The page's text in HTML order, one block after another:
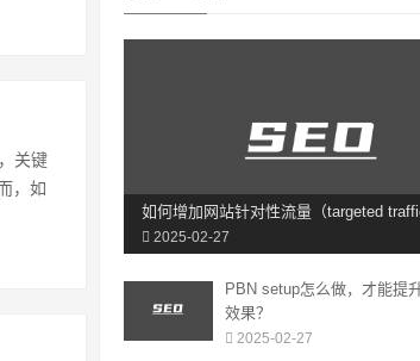
关键
，如
如何增加网站针对性流量（targeted
2025-02-27
PBN setup怎么做，才能提
效果？
2025-02-27